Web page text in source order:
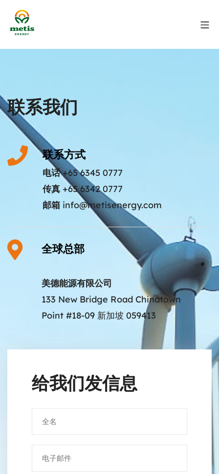
联系我们
联系方式
电话+65 6345 0777
传真 +65 6342 0777
邮箱 info@metisenergy.com
全球总部
美德能源有限公司
133 New Bridge Road Chinatown
Point #18-09 新加坡 059413
给我们发信息